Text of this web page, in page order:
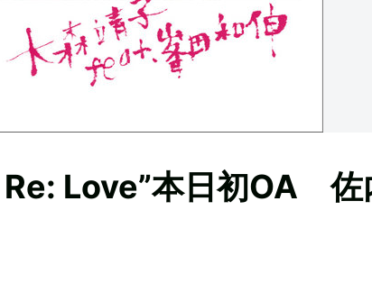
Love”本日初OA 佐